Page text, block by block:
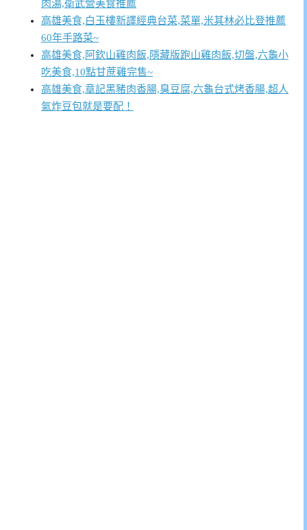
肉湯,衛武營美食推薦
高雄美食,白玉樓新譯經典台菜,菜單,米其林必比登推薦
60年手路菜~
高雄美食,阿欽山雞肉飯,隱藏版跑山雞肉飯,切盤,六龜小
吃美食,10點甘蔗雞完售~
高雄美食,章記黑豬肉香腸,臭豆腐,六龜台式烤香腸,超人
氣炸豆包就是要配！